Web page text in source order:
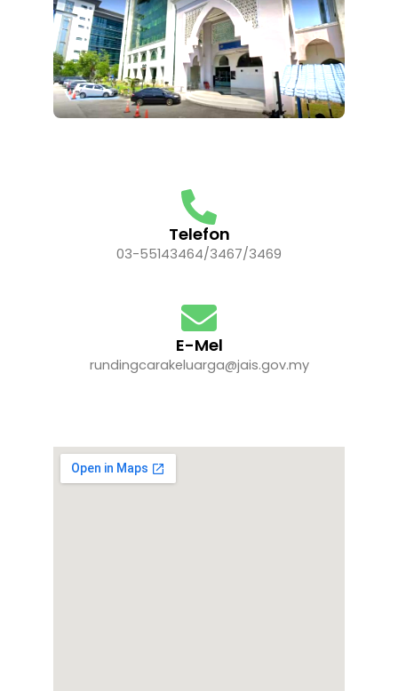
Telefon
03-55143464/3467/3469
E-Mel
rundingcarakeluarga@jais.gov.my